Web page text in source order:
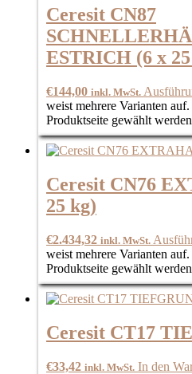
Ceresit CN87
ESTRICH (6 x
€144,00 inkl. MwSt.
weist mehrere Varianten
Produktseite gewählt werden
Ceresit CN76
25 kg)
€2.434,32 inkl. MwSt.
weist mehrere Varianten
Produktseite gewählt werden
Ceresit CT17
€33,42 inkl. MwSt. In den